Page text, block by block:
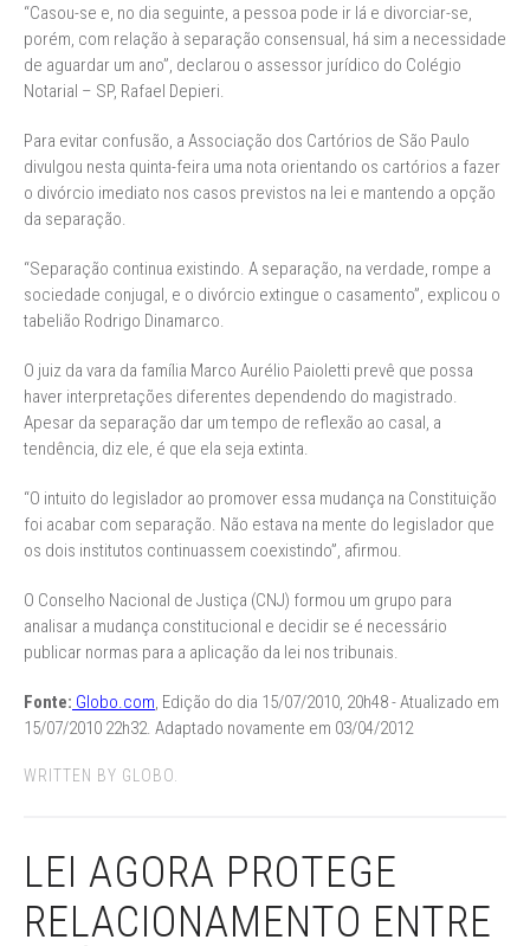
“Casou-se e, no dia seguinte, a pessoa pode ir lá e divorciar-se,
porém, com relação à separação consensual, há sim a necessidade
de aguardar um ano”, declarou o assessor jurídico do Colégio
Notarial – SP, Rafael Depieri.
Para evitar confusão, a Associação dos Cartórios de São Paulo
divulgou nesta quinta-feira uma nota orientando os cartórios a fazer
o divórcio imediato nos casos previstos na lei e mantendo a opção
da separação.
“Separação continua existindo. A separação, na verdade, rompe a
sociedade conjugal, e o divórcio extingue o casamento”, explicou o
tabelião Rodrigo Dinamarco.
O juiz da vara da família Marco Aurélio Paioletti prevê que possa
haver interpretações diferentes dependendo do magistrado.
Apesar da separação dar um tempo de reflexão ao casal, a
tendência, diz ele, é que ela seja extinta.
“O intuito do legislador ao promover essa mudança na Constituição
foi acabar com separação. Não estava na mente do legislador que
os dois institutos continuassem coexistindo”, afirmou.
O Conselho Nacional de Justiça (CNJ) formou um grupo para
analisar a mudança constitucional e decidir se é necessário
publicar normas para a aplicação da lei nos tribunais.
Fonte: Globo.com, Edição do dia 15/07/2010, 20h48 - Atualizado em
15/07/2010 22h32. Adaptado novamente em 03/04/2012
WRITTEN BY GLOBO.
LEI AGORA PROTEGE
RELACIONAMENTO ENTRE